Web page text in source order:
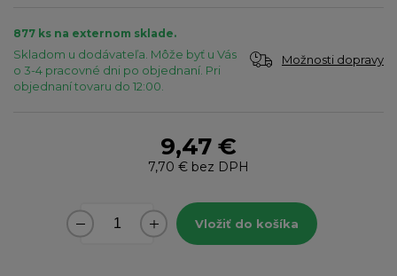
877 ks na externom sklade.
Skladom u dodávateľa. Môže byť u Vás
o 3-4 pracovné dni po objednaní. Pri
objednaní tovaru do 12:00.
Možnosti dopravy
9,47 €
7,70 € bez DPH
Vložiť do košíka